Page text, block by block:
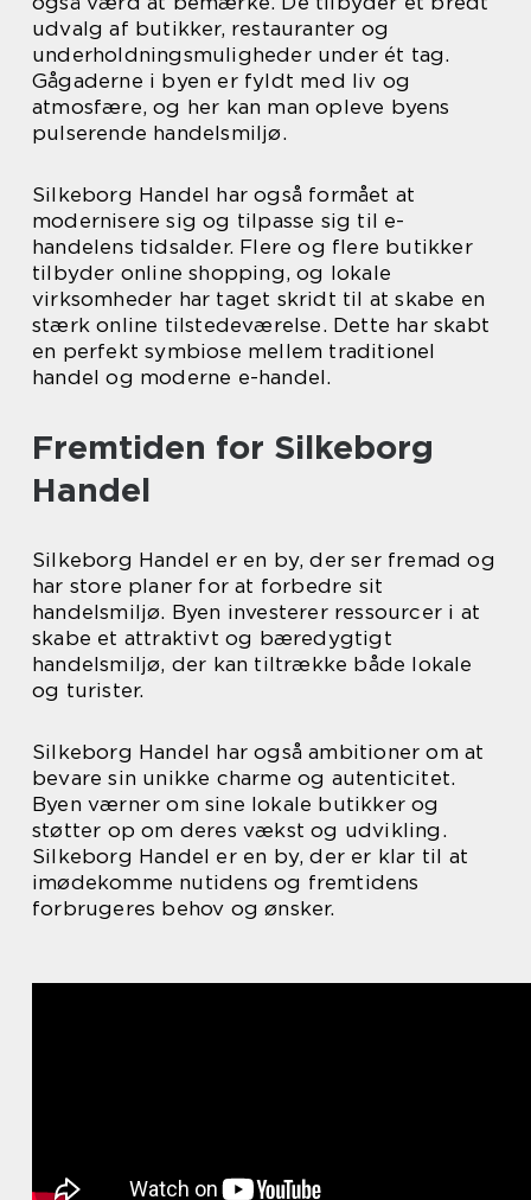
udvalg af butikker, restauranter og
underholdningsmuligheder under ét tag.
Gågaderne i byen er fyldt med liv og
atmosfære, og her kan man opleve byens
pulserende handelsmiljø.
Silkeborg Handel har også formået at
modernisere sig og tilpasse sig til e-
handelens tidsalder. Flere og flere butikker
tilbyder online shopping, og lokale
virksomheder har taget skridt til at skabe en
stærk online tilstedeværelse. Dette har skabt
en perfekt symbiose mellem traditionel
handel og moderne e-handel.
Fremtiden for Silkeborg
Handel
Silkeborg Handel er en by, der ser fremad og
har store planer for at forbedre sit
handelsmiljø. Byen investerer ressourcer i at
skabe et attraktivt og bæredygtigt
handelsmiljø, der kan tiltrække både lokale
og turister.
Silkeborg Handel har også ambitioner om at
bevare sin unikke charme og autenticitet.
Byen værner om sine lokale butikker og
støtter op om deres vækst og udvikling.
Silkeborg Handel er en by, der er klar til at
imødekomme nutidens og fremtidens
forbrugeres behov og ønsker.